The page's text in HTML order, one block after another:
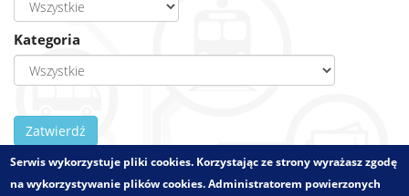
Kategoria
Zatwierdź
Serwis wykorzystuje pliki cookies. Korzystając ze strony wyrażasz zgodę
na wykorzystywanie plików cookies. Administratorem powierzonych